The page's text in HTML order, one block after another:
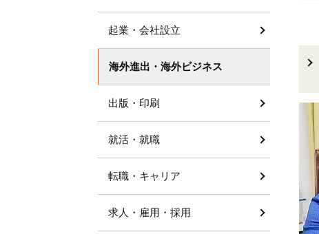
起業・会社設立
海外進出・海外ビジネス
出版・印刷
就活・就職
転職・キャリア
求人・雇用・採用